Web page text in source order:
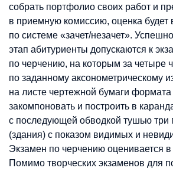
собрать портфолио своих работ и
в приемную комиссию, оценка будет
по системе «зачет/незачет».
этап абитуриенты допускаются к
по черчению, на которым за четыре
по заданному аксонометрическому
на листе чертежной бумаги
закомпоновать и построить в
с последующей обводкой тушью три
(здания) с показом видимых и
Экзамен по черчению оценивается
Помимо творческих экзаменов для